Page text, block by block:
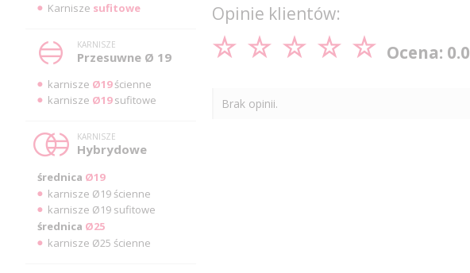
Karnisze sufitowe
KARNISZE
Przesuwne Ø 19
karnisze Ø19ścienne
karnisze Ø19sufitowe
KARNISZE
Hybrydowe
średnica Ø19
karnisze Ø19 ścienne
karnisze Ø19 sufitowe
średnica Ø25
karnisze Ø25 ścienne
Opinie klientów:
Ocena: 0.0
Brak opinii.